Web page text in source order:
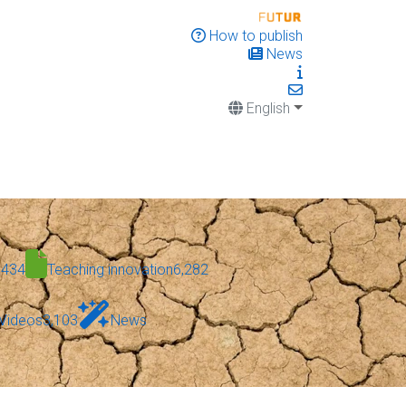
How to publish
News
English
Teaching innovation6,282
3,103 News